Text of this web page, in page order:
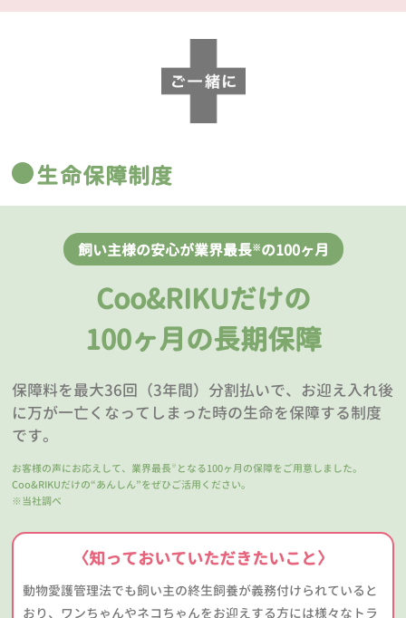
生命保障制度
飼い主様の安心が業界最長※の100ヶ月
Coo&RIKUだけの
100ヶ月の長期保障
保障料を最大36回（3年間）分割払いで、お迎え入れ後
に万が一亡くなってしまった時の生命を保障する制度
です。
お客様の声にお応えして、業界最長 ※ となる100ヶ月の保障をご用意しました。
Coo&RIKUだけの“あんしん”をぜひご活用ください。
※当社調べ
〈知っておいていただきたいこと〉
動物愛護管理法でも飼い主の終生飼養が義務付けられていると
おり、ワンちゃんやネコちゃんをお迎えする方には様々なトラ